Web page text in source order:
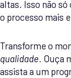
altas. Isso não
o processo mais
Transforme o
qualidade. Ouça
assista a um